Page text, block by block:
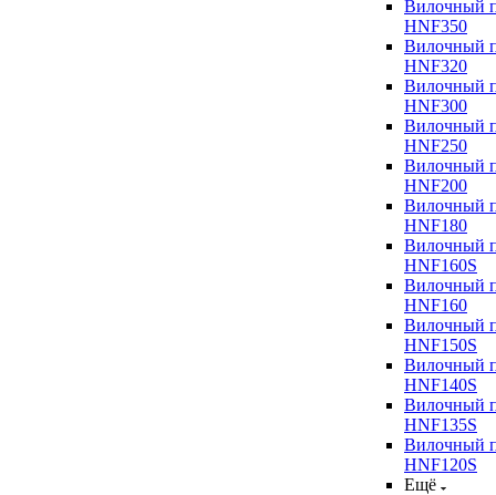
Вилочный
HNF350
Вилочный
HNF320
Вилочный
HNF300
Вилочный
HNF250
Вилочный
HNF200
Вилочный
HNF180
Вилочный
HNF160S
Вилочный
HNF160
Вилочный
HNF150S
Вилочный
HNF140S
Вилочный
HNF135S
Вилочный
HNF120S
Ещё